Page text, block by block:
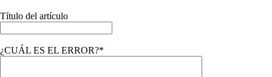
Título del artículo
¿CUÁL ES EL ERROR?*